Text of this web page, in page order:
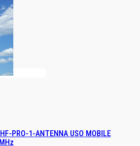
1-ANTENNA USO MOBILE